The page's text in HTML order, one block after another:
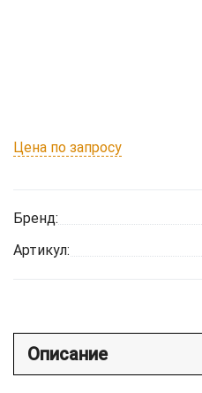
Цена по запросу
Бренд:
Артикул:
Описание